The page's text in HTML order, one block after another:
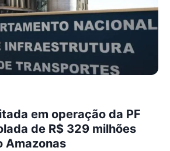
em operação da PF
de R$ 329 milhões
Amazonas